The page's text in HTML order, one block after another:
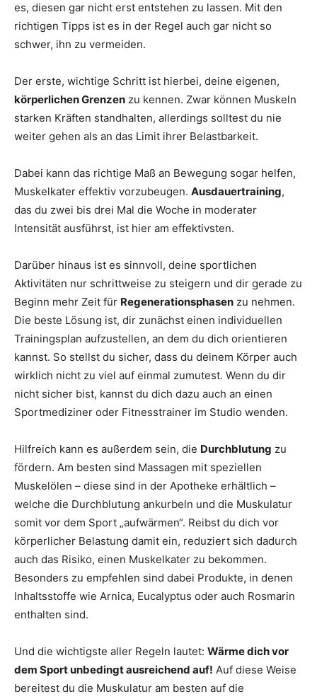
es, diesen gar nicht erst entstehen zu lassen. Mit den
richtigen Tipps ist es in der Regel auch gar nicht so
schwer, ihn zu vermeiden.
Der erste, wichtige Schritt ist hierbei, deine eigenen,
körperlichen Grenzen zu kennen. Zwar können Muskeln
starken Kräften standhalten, allerdings solltest du nie
weiter gehen als an das Limit ihrer Belastbarkeit.
Dabei kann das richtige Maß an Bewegung sogar helfen,
Muskelkater effektiv vorzubeugen. Ausdauertraining,
das du zwei bis drei Mal die Woche in moderater
Intensität ausführst, ist hier am effektivsten.
Darüber hinaus ist es sinnvoll, deine sportlichen
Aktivitäten nur schrittweise zu steigern und dir gerade zu
Beginn mehr Zeit für Regenerationsphasen zu nehmen.
Die beste Lösung ist, dir zunächst einen individuellen
Trainingsplan aufzustellen, an dem du dich orientieren
kannst. So stellst du sicher, dass du deinem Körper auch
wirklich nicht zu viel auf einmal zumutest. Wenn du dir
nicht sicher bist, kannst du dich dazu auch an einen
Sportmediziner oder Fitnesstrainer im Studio wenden.
Hilfreich kann es außerdem sein, die Durchblutung zu
fördern. Am besten sind Massagen mit speziellen
Muskelölen – diese sind in der Apotheke erhältlich –
welche die Durchblutung ankurbeln und die Muskulatur
somit vor dem Sport „aufwärmen“. Reibst du dich vor
körperlicher Belastung damit ein, reduziert sich dadurch
auch das Risiko, einen Muskelkater zu bekommen.
Besonders zu empfehlen sind dabei Produkte, in denen
Inhaltsstoffe wie Arnica, Eucalyptus oder auch Rosmarin
enthalten sind.
Und die wichtigste aller Regeln lautet: Wärme dich vor
dem Sport unbedingt ausreichend auf! Auf diese Weise
bereitest du die Muskulatur am besten auf die